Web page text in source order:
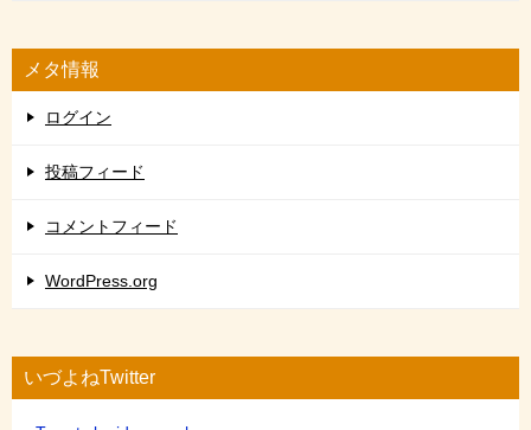
メタ情報
ログイン
投稿フィード
コメントフィード
WordPress.org
いづよねTwitter